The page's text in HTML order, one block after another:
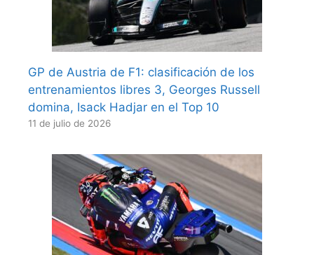
GP de Austria de F1: clasificación de los
entrenamientos libres 3, Georges Russell
domina, Isack Hadjar en el Top 10
11 de julio de 2026